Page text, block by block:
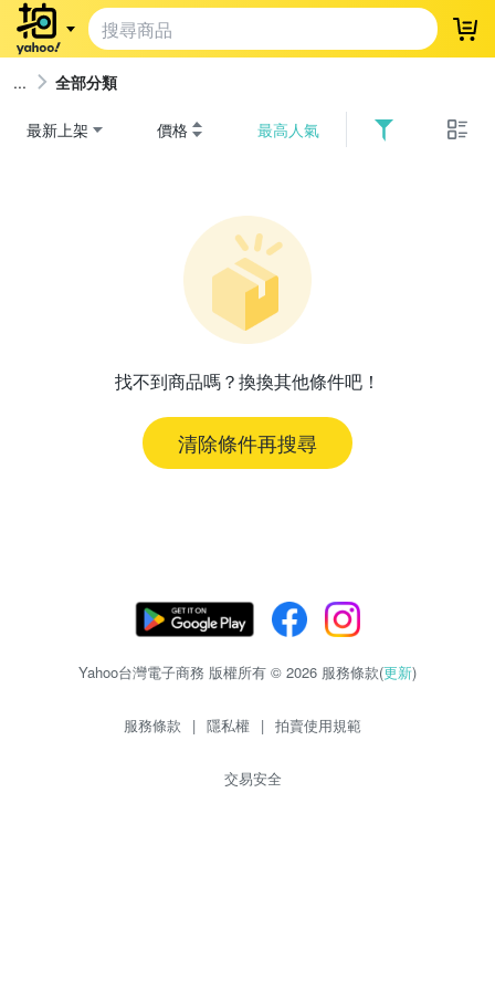
登
全部分類
最新上架 價格 最高人氣
找不到商品嗎？換換其他條件吧！
清除條件再搜尋
Yahoo台灣電子商務 版權所有 © 2026 服務條款(更新)
服務條款 | 隱私權 | 拍賣使用規範
交易安全